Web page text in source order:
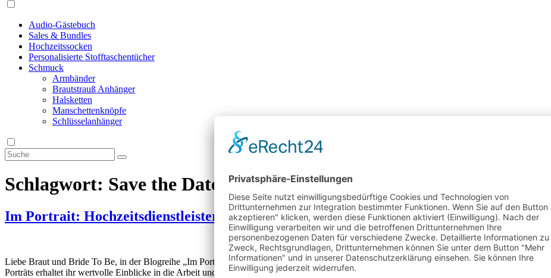
Audio-Gästebuch
Sales & Bundles
Hochzeitssocken
Personalisierte Stofftaschentücher
Schmuck
Armbänder
Brautstrauß Anhänger
Halsketten
Manschettenknöpfe
Schlüsselanhänger
Schlagwort: Save the Date Karten Hochzeit
Im Portrait: HochzeitsdienstleisterInnen stellen sich vor – Fluments visualdesign
Liebe Braut und Bride To Be, in der Blogreihe „Im Portrait: Hochzeitsdienstleister stellen sich vor“ präsentiert sich jeden Monat ein
Porträts erhaltet ihr wertvolle Einblicke in die Arbeit und die Philosophie der wichtigsten Dienstleister, die eure Hochzeit zu einem